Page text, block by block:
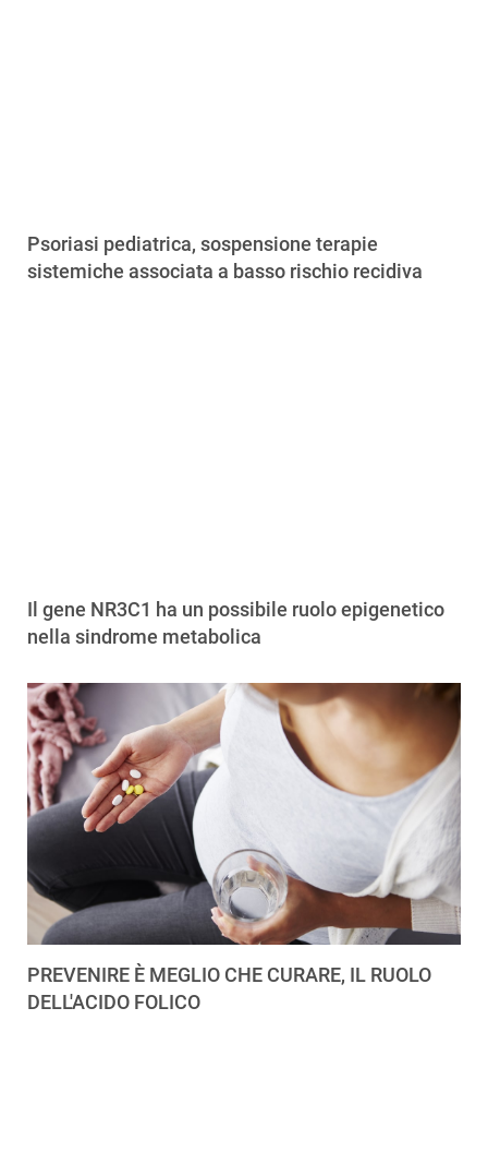
Psoriasi pediatrica, sospensione terapie
sistemiche associata a basso rischio recidiva
Il gene NR3C1 ha un possibile ruolo epigenetico
nella sindrome metabolica
PREVENIRE È MEGLIO CHE CURARE, IL RUOLO
DELL'ACIDO FOLICO